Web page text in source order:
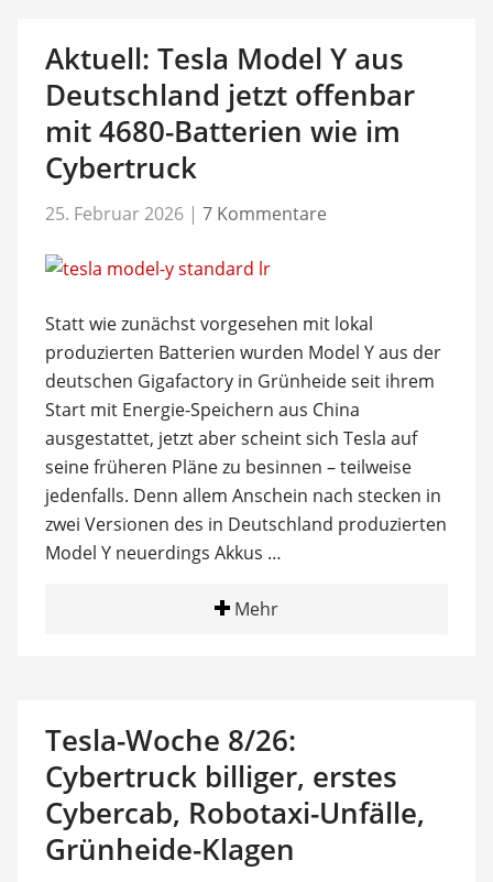
Aktuell: Tesla Model Y aus
Deutschland jetzt offenbar
mit 4680-Batterien wie im
Cybertruck
25. Februar 2026 | 7 Kommentare
Statt wie zunächst vorgesehen mit lokal
produzierten Batterien wurden Model Y aus der
deutschen Gigafactory in Grünheide seit ihrem
Start mit Energie-Speichern aus China
ausgestattet, jetzt aber scheint sich Tesla auf
seine früheren Pläne zu besinnen – teilweise
jedenfalls. Denn allem Anschein nach stecken in
zwei Versionen des in Deutschland produzierten
Model Y neuerdings Akkus …
Mehr
Tesla-Woche 8/26:
Cybertruck billiger, erstes
Cybercab, Robotaxi-Unfälle,
Grünheide-Klagen